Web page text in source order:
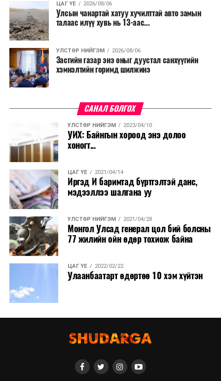
ЦАГ ҮЕ 2026/08/06
Улсын чанартай хатуу хучилттай авто замын
талаас илүү хувь нь 13-аас...
УЛСТӨР НИЙГЭМ 2026/08/06
Засгийн газар энэ оныг дуустал санхүүгийн
хэмнэлтийн горимд шилжинэ
САНАЛ БОЛГОХ
УЛСТӨР НИЙГЭМ 2023/04/10
УИХ: Байнгын хороод энэ долоо
хоногт...
ЦАГ ҮЕ 2021/04/14
Иргэд И баримтад бүртгэлтэй данс,
мэдээллээ шалгана уу
УЛСТӨР НИЙГЭМ 2021/04/28
Монгол Улсад генерал цол бий болсны
77 жилийн ойн өдөр тохиож байна
ЦАГ ҮЕ 2022/02/22
Улаанбаатарт өдөртөө 10 хэм хүйтэн